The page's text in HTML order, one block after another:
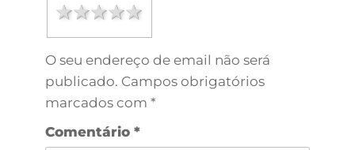
4 stars
3 stars
2 stars
1 star
O seu endereço de email não será
publicado. Campos obrigatórios
marcados com *
Comentário *